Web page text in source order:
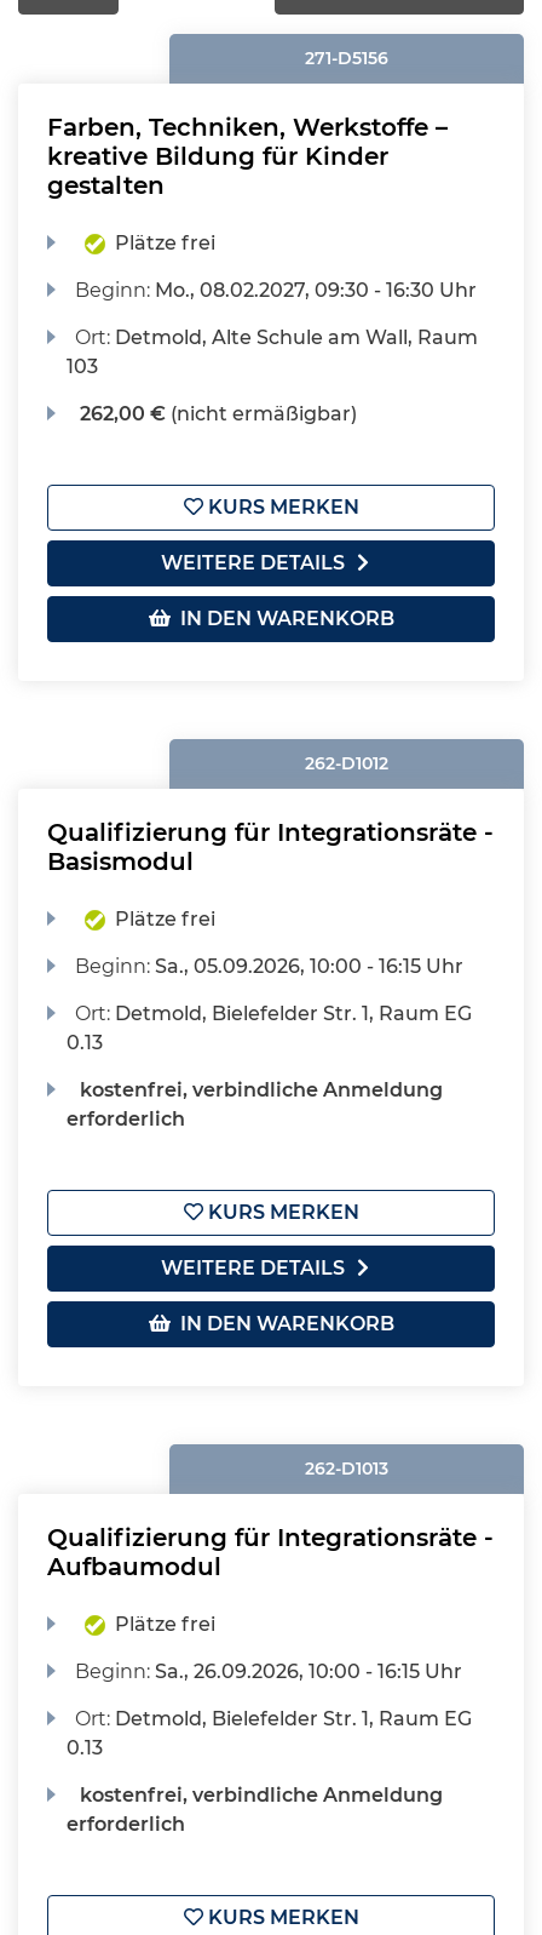
271-D5156
Farben, Techniken, Werkstoffe –
kreative Bildung für Kinder
gestalten
Plätze frei
Beginn: Mo., 08.02.2027, 09:30 - 16:30 Uhr
Ort: Detmold, Alte Schule am Wall, Raum
103
262,00 € (nicht ermäßigbar)
KURS MERKEN
WEITERE DETAILS
IN DEN WARENKORB
262-D1012
Qualifizierung für Integrationsräte -
Basismodul
Plätze frei
Beginn:Sa., 05.09.2026, 10:00 - 16:15 Uhr
Ort: Detmold, Bielefelder Str. 1, Raum EG
0.13
kostenfrei, verbindliche Anmeldung
erforderlich
KURS MERKEN
WEITERE DETAILS
IN DEN WARENKORB
262-D1013
Qualifizierung für Integrationsräte -
Aufbaumodul
Plätze frei
Beginn:Sa., 26.09.2026, 10:00 - 16:15 Uhr
Ort: Detmold, Bielefelder Str. 1, Raum EG
0.13
kostenfrei, verbindliche Anmeldung
erforderlich
KURS MERKEN